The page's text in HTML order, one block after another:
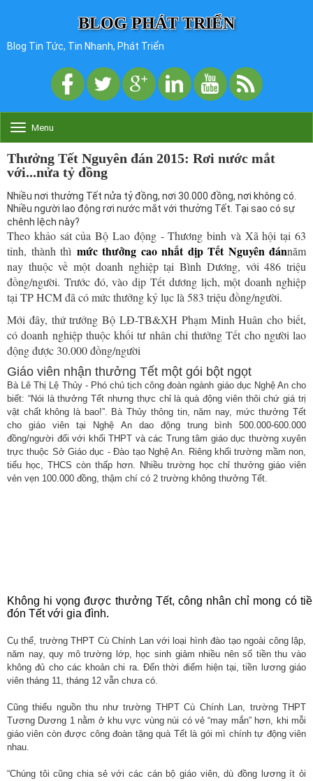
BLOG PHÁT TRIỂN
Blog Tin Tức, Tin Nhanh, Phát Triển
o
g
g
n
i
g
a
t
i
o
n
Menu
Thưởng Tết Nguyên đán 2015: Rơi nước mắt
với...nửa tỷ đồng
Nhiều nơi thưởng Tết nửa tỷ đồng, nơi 30.000 đồng, nơi không có.
Nhiều người lao động rơi nước mắt với thưởng Tết. Tại sao có sự
chênh lệch này?
Theo khảo sát của Bộ Lao động - Thương binh và Xã hội tại 63
tỉnh, thành thì mức thưởng cao nhất dịp Tết Nguyên đánnăm
nay thuộc về một doanh nghiệp tại Bình Dương, với 486 triệu
đồng/người. Trước đó, vào dịp Tết dương lịch, một doanh nghiệp
tại TP HCM đã có mức thưởng kỷ lục là 583 triệu đồng/người.
Mới đây, thứ trưởng Bộ LĐ-TB&XH Phạm Minh Huân cho biết,
có doanh nghiệp thuộc khối tư nhân chỉ thưởng Tết cho người lao
động được 30.000 đồng/người
Giáo viên nhận thưởng Tết một gói bột ngọt
Bà Lê Thị Lệ Thủy - Phó chủ tịch công đoàn ngành giáo dục Nghệ An cho
biết: “Nói là thưởng Tết nhưng thực chỉ là quà động viên thôi chứ giá trị
vật chất không là bao!”. Bà Thủy thông tin, năm nay, mức thưởng Tết
cho giáo viên tại Nghệ An dao động trung bình 500.000-600.000
đồng/người đối với khối THPT và các Trung tâm giáo dục thường xuyên
trực thuộc Sở Giáo dục - Đào tạo Nghệ An. Riêng khối trường mầm non,
tiểu học, THCS còn thấp hơn. Nhiều trường học chỉ thưởng giáo viên
vẻn vẹn 100.000 đồng, thậm chí có 2 trường không thưởng Tết.
Không hi vọng được thưởng Tết, công nhân chỉ mong có
đón Tết với gia đình.
Cụ thể, trường THPT Cù Chính Lan với loại hình đào tạo ngoài công lập,
năm nay, quy mô trường lớp, học sinh giảm nhiều nên số tiền thu vào
không đủ cho các khoản chi ra. Đến thời điểm hiện tại, tiền lương giáo
viên tháng 11, tháng 12 vẫn chưa có.
Cũng thiếu nguồn thu như trường THPT Cù Chính Lan, trường THPT
Tương Dương 1 nằm ở khu vực vùng núi có vẻ “may mắn” hơn, khi mỗi
giáo viên còn được công đoàn tặng quà Tết là gói mì chính tự động viên
nhau.
“Chúng tôi cũng chia sẻ với các cán bộ giáo viên, dù đồng lương ít ỏi